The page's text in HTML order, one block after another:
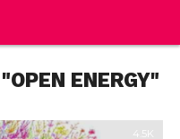
ENERGY"
4.5K